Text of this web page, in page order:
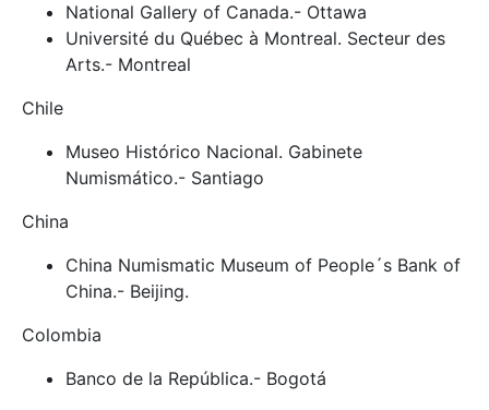
National Gallery of Canada.- Ottawa
Université du Québec à Montreal. Secteur des
Arts.- Montreal
Chile
Museo Histórico Nacional. Gabinete
Numismático.- Santiago
China
China Numismatic Museum of People´s Bank of
China.- Beijing.
Colombia
Banco de la República.- Bogotá